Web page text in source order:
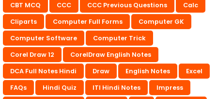
CBT MCQ
CCC CCC Previous Questions
Calc
Cliparts
Computer Full Forms
Computer GK
Computer Software
Computer Trick
Corel Draw 12
CorelDraw English Notes
DCA Full Notes Hindi
Draw English Notes
Excel
FAQs
Hindi Quiz ITI Hindi Notes
Impress